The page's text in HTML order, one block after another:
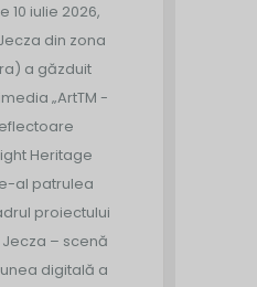
10 iulie 2026,
din zona
a găzduit
„ArtTM -
Heritage
al patrulea
proiectului
Jecza – scenă
digitală a